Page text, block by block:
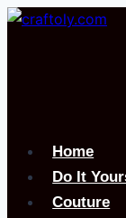
Aller
Home
Do It
Couture